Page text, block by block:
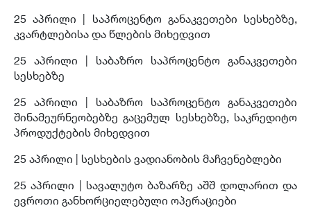
25 აპრილი | საპროცენტო განაკვეთები სესხებზე,
კვარტლებისა და წლების მიხედვით
25 აპრილი | საბაზრო საპროცენტო განაკვეთები
სესხებზე
25 აპრილი | საბაზრო საპროცენტო განაკვეთები
შინამეურნეობებზე გაცემულ სესხებზე, საკრედიტო
პროდუქტების მიხედვით
25 აპრილი | სესხების ვადიანობის მაჩვენებლები
25 აპრილი | სავალუტო ბაზარზე აშშ დოლარით და
ევროთი განხორციელებული ოპერაციები